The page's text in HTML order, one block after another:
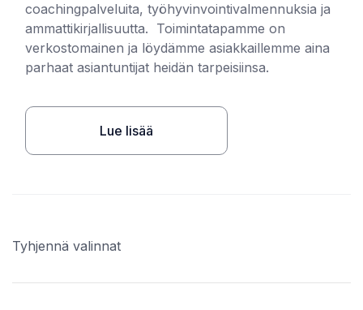
coachingpalveluita, työhyvinvointivalmennuksia ja
ammattikirjallisuutta. Toimintatapamme on
verkostomainen ja löydämme asiakkaillemme aina
parhaat asiantuntijat heidän tarpeisiinsa.
Lue lisää
Tyhjennä valinnat